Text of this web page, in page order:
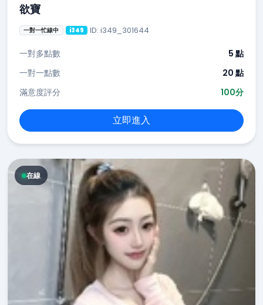
欲寶
一對一忙線中 i349 ID: i349_301644
一對多點數
5 點
一對一點數
20 點
滿意度評分
100分
立即進入
在線